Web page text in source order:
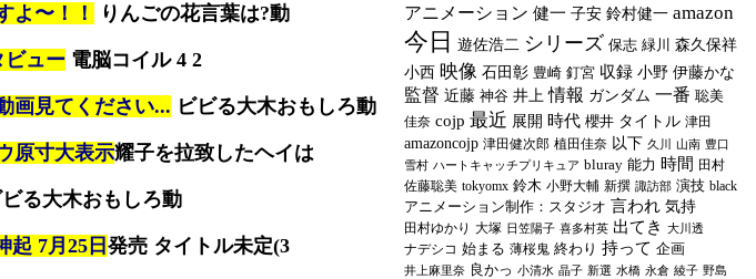
よ〜！！ りんごの花言葉は?動
ビュー 電脳コイル 4 2
画見てください... ビビる大木おもしろ動
原寸大表示耀子を拉致したヘイは
ビる大木おもしろ動
起 7月25日 発売 タイトル未定(3
アニメーション 健一 子安 鈴村健一 amazon
今日 遊佐浩二 シリーズ 保志 緑川 森久保祥
小西 映像 石田彰 豊崎 釘宮 収録 小野 伊藤かな
監督 近藤 神谷 井上 情報 ガンダム 一番 聡美
佳奈 cojp 最近 展開 時代 櫻井 タイトル 津田
amazoncojp 津田健次郎 植田佳奈 以下 久川 山南 豊口
雪村 ハートキャッチプリキュア bluray 能力 時間 田村
佐藤聡美 tokyomx 鈴木 小野大輔 新撰 諏訪部 演技 black
アニメーション制作：スタジオ 言われ 気持
田村ゆかり 大塚 日笠陽子 喜多村英 出てき 大川透
ナデシコ 始まる 薄桜鬼 終わり 持って 企画
井上麻里奈 良かっ 小清水 晶子 新選 水橋 永倉 綾子 野島